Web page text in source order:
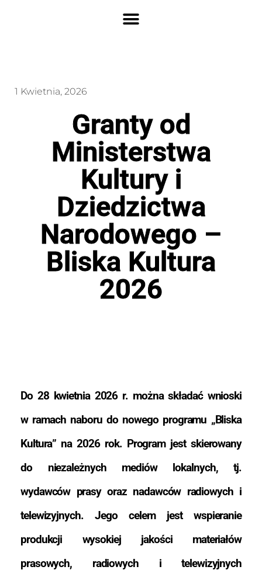
1 Kwietnia, 2026
Granty od
Ministerstwa
Kultury i
Dziedzictwa
Narodowego –
Bliska Kultura
2026
Do 28 kwietnia 2026 r. można składać wnioski
w ramach naboru do nowego programu „Bliska
Kultura” na 2026 rok. Program jest skierowany
do niezależnych mediów lokalnych, tj.
wydawców prasy oraz nadawców radiowych i
telewizyjnych. Jego celem jest wspieranie
produkcji wysokiej jakości materiałów
prasowych, radiowych i telewizyjnych